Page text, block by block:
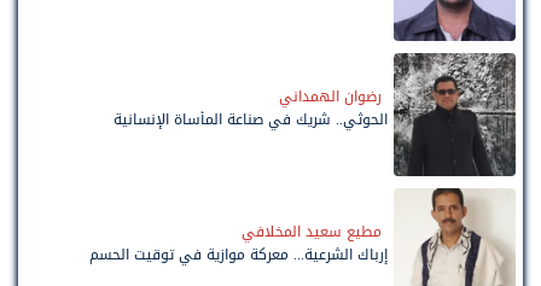
رضوان الهمداني
الحوثي.. شريك في صناعة المأساة الإنسانية
مطيع سعيد المخلافي
إرباك الشرعية... معركة موازية في توقيت الحسم